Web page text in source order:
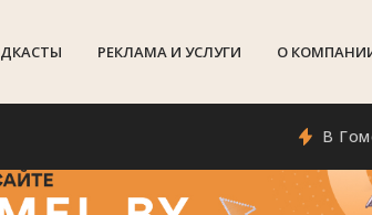
РЕКЛАМА И УСЛУГИ О
В Гомеле